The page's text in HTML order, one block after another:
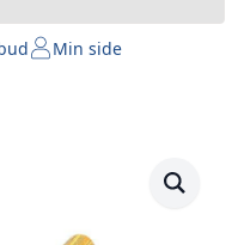
Min side